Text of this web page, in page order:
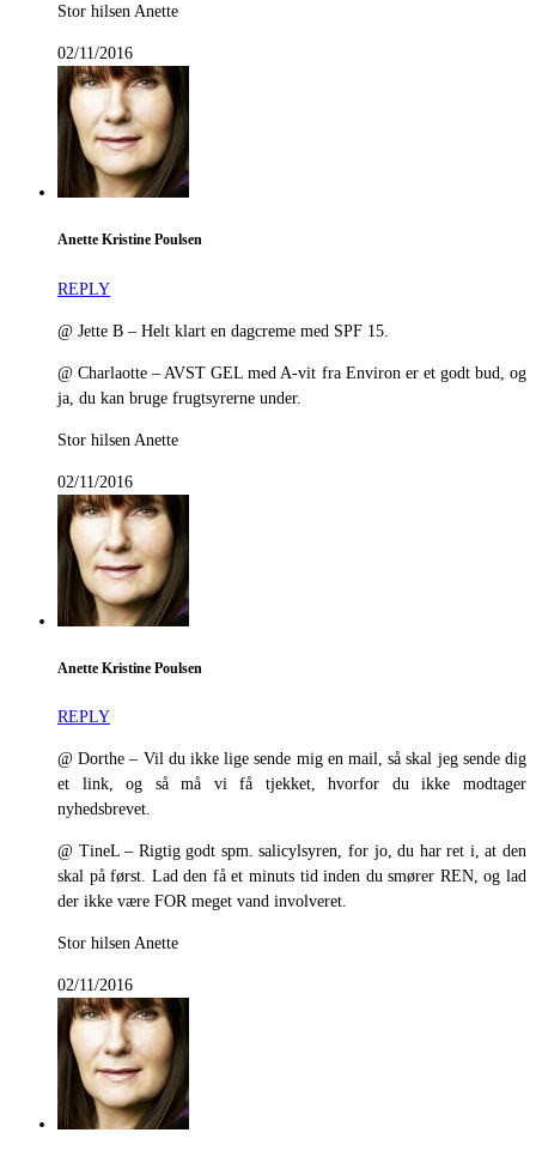
Stor hilsen Anette
02/11/2016
Anette Kristine Poulsen
REPLY
@ Jette B – Helt klart en dagcreme med SPF 15.
@ Charlaotte – AVST GEL med A-vit fra Environ er et godt bud, og
ja, du kan bruge frugtsyrerne under.
Stor hilsen Anette
02/11/2016
Anette Kristine Poulsen
REPLY
@ Dorthe – Vil du ikke lige sende mig en mail, så skal jeg sende dig
et link, og så må vi få tjekket, hvorfor du ikke modtager
nyhedsbrevet.
@ TineL – Rigtig godt spm. salicylsyren, for jo, du har ret i, at den
skal på først. Lad den få et minuts tid inden du smører REN, og lad
der ikke være FOR meget vand involveret.
Stor hilsen Anette
02/11/2016